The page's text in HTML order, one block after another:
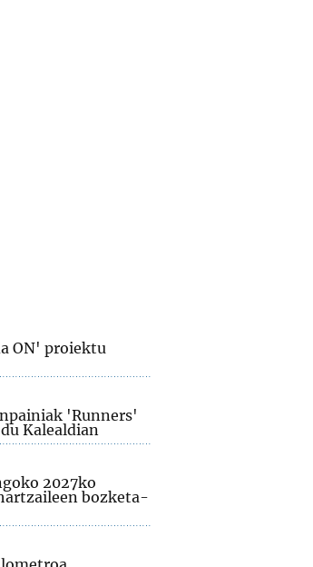
ON' proiektu
'Runners'
Kalealdian
2027ko
bozketa-